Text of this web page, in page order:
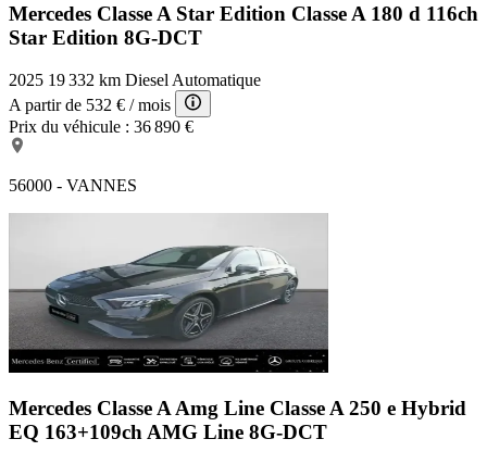
Mercedes Classe A Star Edition Classe A 180 d 116ch
Star Edition 8G-DCT
2025 19 332 km Diesel Automatique
A partir de 532 € / mois
Prix du véhicule : 36 890 €
56000 - VANNES
Mercedes Classe A Amg Line Classe A 250 e Hybrid
EQ 163+109ch AMG Line 8G-DCT